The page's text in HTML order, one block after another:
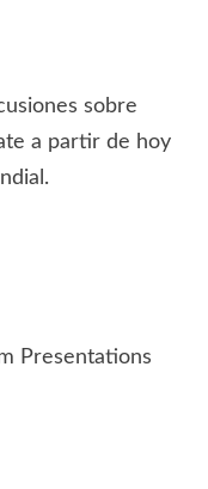
sobre
a partir de hoy
Presentations